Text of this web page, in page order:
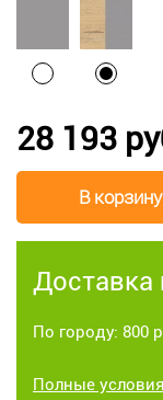
28 193
В корзину
Доставка
По городу: 800
Полные